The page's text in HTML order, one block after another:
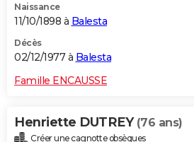
Naissance
11/10/1898 à Balesta
Décès
02/12/1977 à Balesta
Famille ENCAUSSE
Henriette DUTREY (76 ans)
Créer une cagnotte obsèques